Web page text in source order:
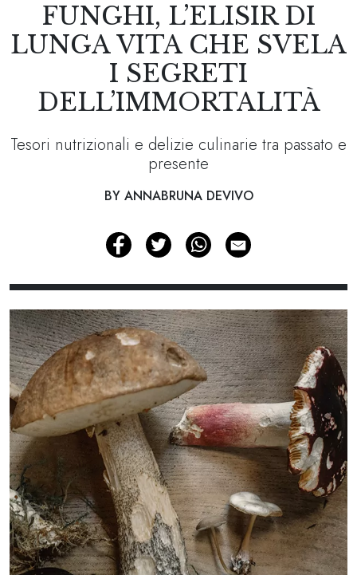
FUNGHI, L’ELISIR DI
LUNGA VITA CHE SVELA
I SEGRETI
DELL’IMMORTALITÀ
Tesori nutrizionali e delizie culinarie tra passato e
presente
BY ANNABRUNA DEVIVO